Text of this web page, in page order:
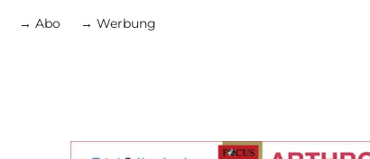
→ Abo → Werbung